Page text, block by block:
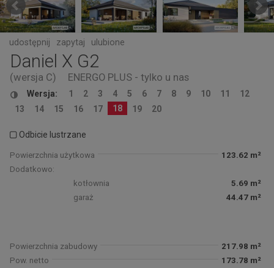
udostępnij zapytaj ulubione
Daniel X G2
(wersja C) ENERGO PLUS - tylko u nas
Wersja: 1 2 3 4 5 6 7 8 9 10 11
12
13
14 15 16 17 18 19 20
Odbicie lustrzane
Powierzchnia użytkowa
123.62 m²
Dodatkowo:
kotłownia
5.69 m²
garaż
44.47 m²
Powierzchnia zabudowy
217.98 m²
Pow. netto
173.78 m²